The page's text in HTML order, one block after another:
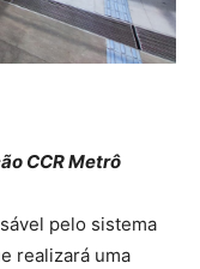
CCR Metrô
pelo sistema
realizará uma